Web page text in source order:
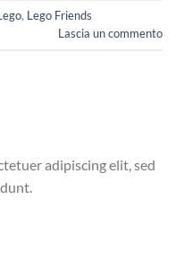
, Lego Friends
Lascia un commento
adipiscing elit, sed